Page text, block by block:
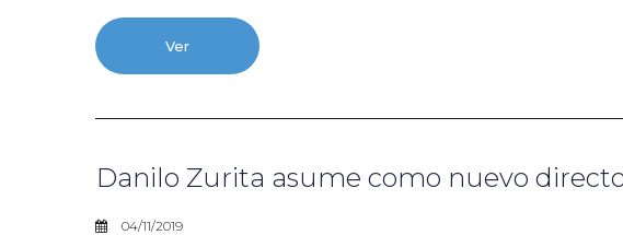
Ver
Danilo Zurita asume como nuevo
04/11/2019